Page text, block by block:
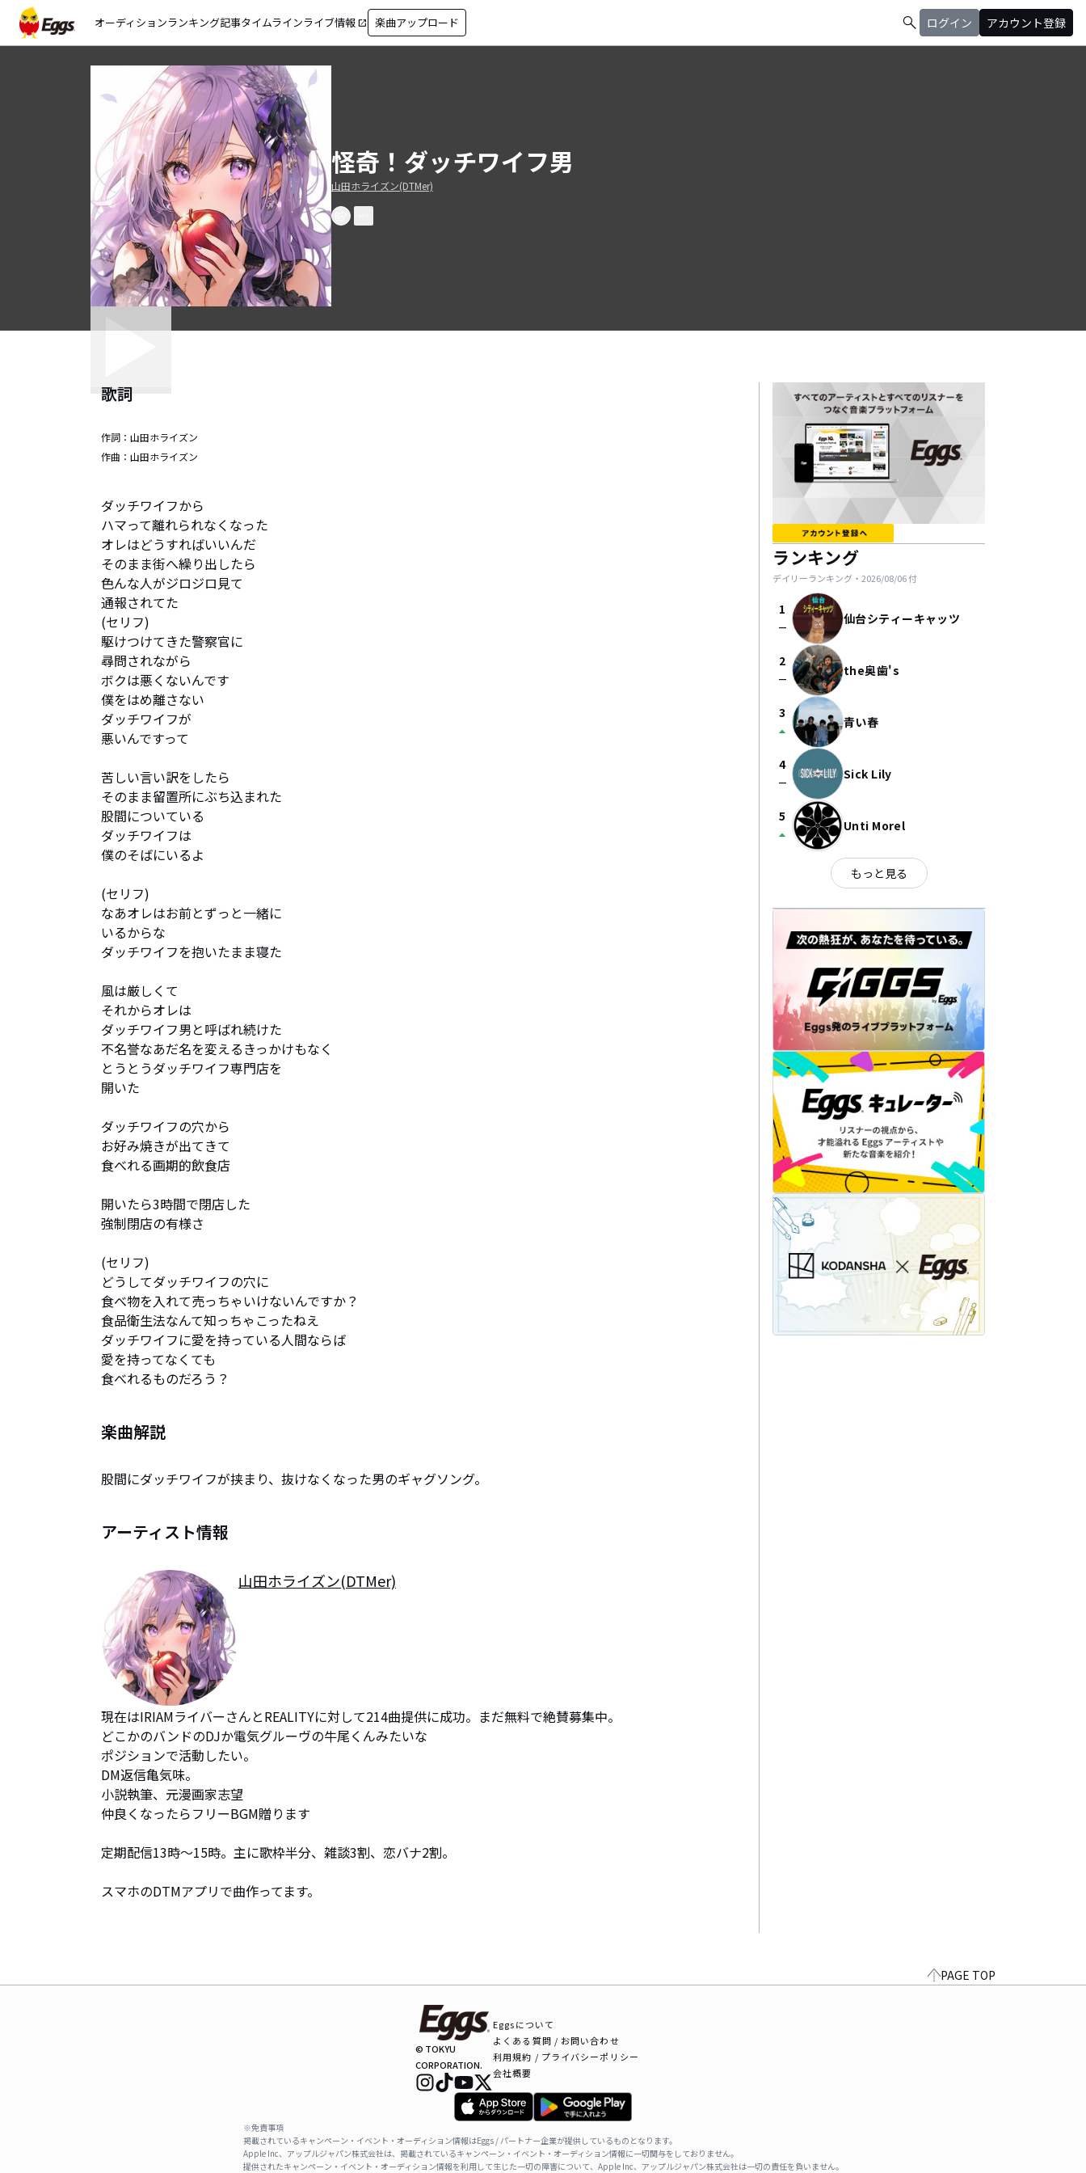
オーディションランキング記事タイムラインライブ情報 open_in_new 楽曲アップロード search ログイン アカウント登録
怪奇！ダッチワイフ男
山田ホライズン(DTMer)
歌詞
作詞： 山田ホライズン
作曲： 山田ホライズン
ダッチワイフから
ハマって離れられなくなった
オレはどうすればいいんだ
そのまま街へ繰り出したら
色んな人がジロジロ見て
通報されてた
(セリフ)
駆けつけてきた警察官に
尋問されながら
ボクは悪くないんです
僕をはめ離さない
ダッチワイフが
悪いんですって
苦しい言い訳をしたら
そのまま留置所にぶち込まれた
股間についている
ダッチワイフは
僕のそばにいるよ
(セリフ)
なあオレはお前とずっと一緒に
いるからな
ダッチワイフを抱いたまま寝た
風は厳しくて
それからオレは
ダッチワイフ男と呼ばれ続けた
不名誉なあだ名を変えるきっかけもなく
とうとうダッチワイフ専門店を
開いた
ダッチワイフの穴から
お好み焼きが出てきて
食べれる画期的飲食店
開いたら3時間で閉店した
強制閉店の有様さ
(セリフ)
どうしてダッチワイフの穴に
食べ物を入れて売っちゃいけないんですか？
食品衛生法なんて知っちゃこったねえ
ダッチワイフに愛を持っている人間ならば
愛を持ってなくても
食べれるものだろう？
楽曲解説
股間にダッチワイフが挟まり、抜けなくなった男のギャグソング。
アーティスト情報
山田ホライズン(DTMer)
現在はIRIAMライバーさんとREALITYに対して214曲提供に成功。まだ無料で絶賛募集中。
どこかのバンドのDJか電気グルーヴの牛尾くんみたいな
ポジションで活動したい。
DM返信亀気味。
小説執筆、元漫画家志望
仲良くなったらフリーBGM贈ります
定期配信13時〜15時。主に歌枠半分、雑談3割、恋バナ2割。
スマホのDTMアプリで曲作ってます。
ランキング
デイリーランキング・ 2026/08/06付
1
check_indeterminate_small 仙台シティーキャッツ
2
check_indeterminate_small the奥歯's
3
arrow_drop_up 青い春
4
check_indeterminate_small Sick Lily
5
arrow_drop_up Unti Morel
もっと見る
PAGE TOP
© TOKYU
CORPORATION.
Eggsについて
よくある質問 / お問い合わせ
利用規約 / プライバシーポリシー
会社概要
※免責事項
掲載されているキャンペーン・イベント・オーディション情報はEggs / パートナー企業が提供しているものとなります。
Apple Inc、アップルジャパン株式会社は、掲載されているキャンペーン・イベント・オーディション情報に一切関与をしておりません。
提供されたキャンペーン・イベント・オーディション情報を利用して生じた一切の障害について、Apple Inc、アップルジャパン株式会社は一切の責任を負いません。